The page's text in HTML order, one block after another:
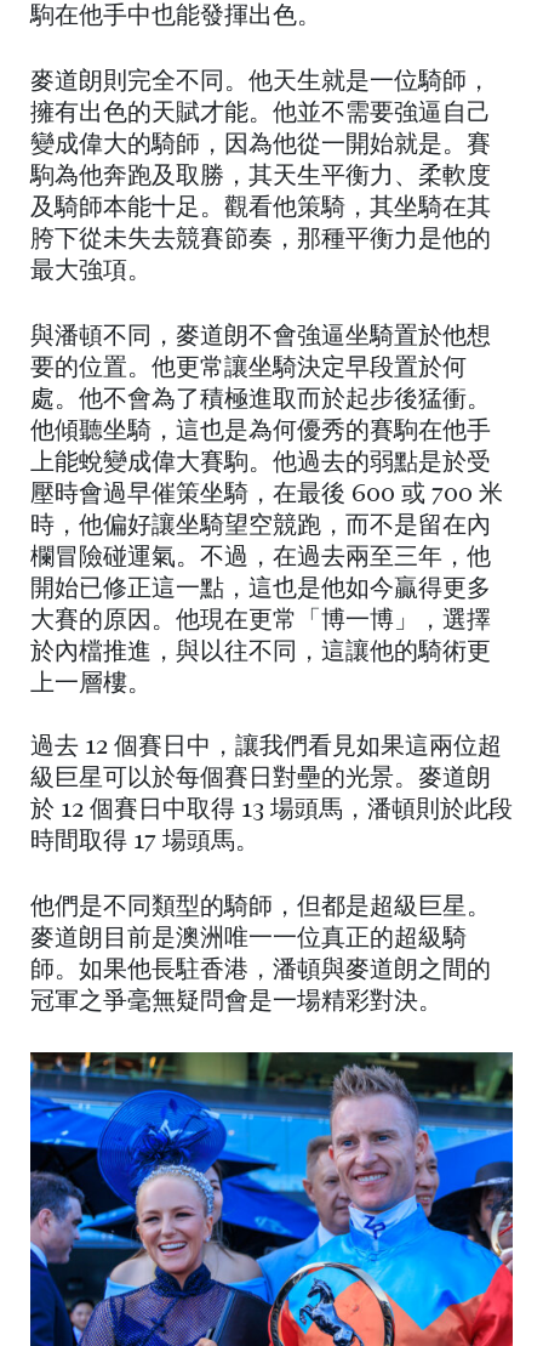
駒在他手中也能發揮出色。
麥道朗則完全不同。他天生就是一位騎師，
擁有出色的天賦才能。他並不需要強逼自己
變成偉大的騎師，因為他從一開始就是。賽
駒為他奔跑及取勝，其天生平衡力、柔軟度
及騎師本能十足。觀看他策騎，其坐騎在其
胯下從未失去競賽節奏，那種平衡力是他的
最大強項。
與潘頓不同，麥道朗不會強逼坐騎置於他想
要的位置。他更常讓坐騎決定早段置於何
處。他不會為了積極進取而於起步後猛衝。
他傾聽坐騎，這也是為何優秀的賽駒在他手
上能蛻變成偉大賽駒。他過去的弱點是於受
壓時會過早催策坐騎，在最後 600 或 700 米
時，他偏好讓坐騎望空競跑，而不是留在內
欄冒險碰運氣。不過，在過去兩至三年，他
開始已修正這一點，這也是他如今贏得更多
大賽的原因。他現在更常「博一博」，選擇
於內檔推進，與以往不同，這讓他的騎術更
上一層樓。
過去 12 個賽日中，讓我們看見如果這兩位超
級巨星可以於每個賽日對壘的光景。麥道朗
於 12 個賽日中取得 13 場頭馬，潘頓則於此段
時間取得 17 場頭馬。
他們是不同類型的騎師，但都是超級巨星。
麥道朗目前是澳洲唯一一位真正的超級騎
師。如果他長駐香港，潘頓與麥道朗之間的
冠軍之爭毫無疑問會是一場精彩對決。